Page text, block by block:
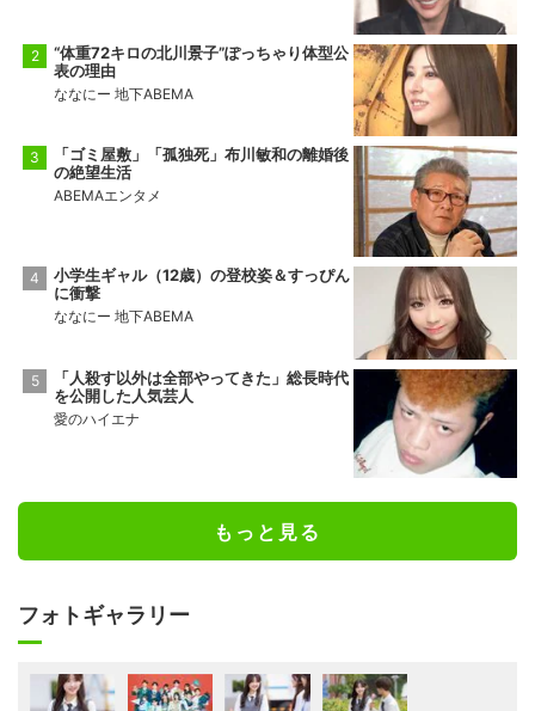
“体重72キロの北川景子”ぽっちゃり体型公
表の理由
ななにー 地下ABEMA
「ゴミ屋敷」「孤独死」布川敏和の離婚後
の絶望生活
ABEMAエンタメ
小学生ギャル（12歳）の登校姿＆すっぴん
に衝撃
ななにー 地下ABEMA
「人殺す以外は全部やってきた」総長時代
を公開した人気芸人
愛のハイエナ
もっと見る
フォトギャラリー